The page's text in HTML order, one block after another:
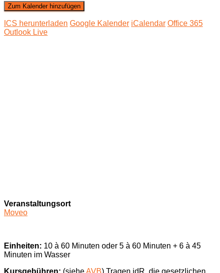
Zum Kalender hinzufügen
ICS herunterladen Google Kalender iCalendar Office 365
Outlook Live
Veranstaltungsort
Moveo
Einheiten: 10 à 60 Minuten oder 5 à 60 Minuten + 6 à 45
Minuten im Wasser